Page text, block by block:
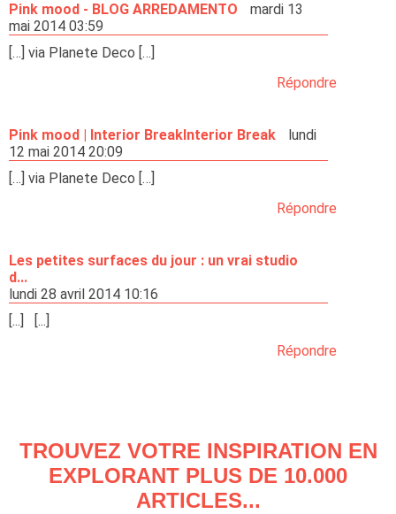
Pink mood - BLOG ARREDAMENTO
mardi 13
mai 2014 03:59
[…] via Planete Deco […]
Répondre
Pink mood | Interior BreakInterior Break
lundi
12 mai 2014 20:09
[…] via Planete Deco […]
Répondre
Les petites surfaces du jour : un vrai studio
d...
lundi 28 avril 2014 10:16
[...] [...]
Répondre
TROUVEZ VOTRE INSPIRATION EN
EXPLORANT PLUS DE 10.000
ARTICLES...